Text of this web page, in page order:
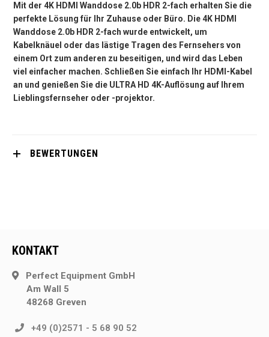
Mit der 4K HDMI Wanddose 2.0b HDR 2-fach erhalten Sie die
perfekte Lösung für Ihr Zuhause oder Büro. Die 4K HDMI
Wanddose 2.0b HDR 2-fach wurde entwickelt, um
Kabelknäuel oder das lästige Tragen des Fernsehers von
einem Ort zum anderen zu beseitigen, und wird das Leben
viel einfacher machen. Schließen Sie einfach Ihr HDMI-Kabel
an und genießen Sie die ULTRA HD 4K-Auflösung auf Ihrem
Lieblingsfernseher oder -projektor.
BEWERTUNGEN
KONTAKT
Perfect Equipment GmbH
Am Wall 5
48268 Greven
+49 (0)2571 - 5 68 90 52